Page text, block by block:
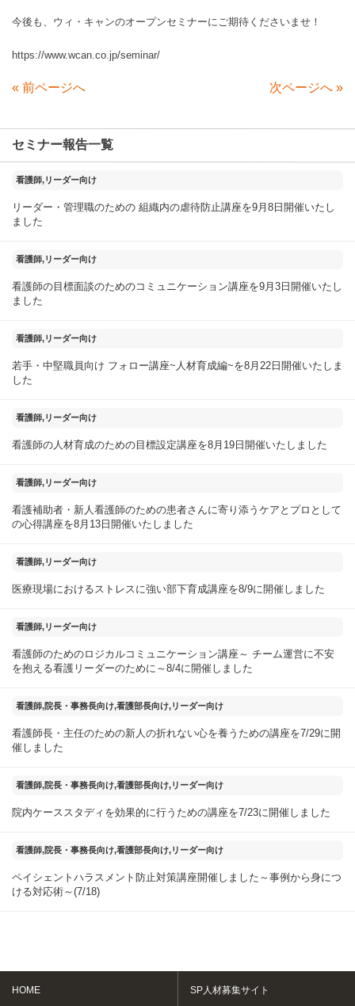
今後も、ウィ・キャンのオープンセミナーにご期待くださいませ！
https://www.wcan.co.jp/seminar/
« 前ページへ 次ページへ »
セミナー報告一覧
2025年11月18日
看護師,リーダー向け
リーダー・管理職のための 組織内の虐待防止講座を9月8日開催いたし
ました
2025年09月04日
看護師,リーダー向け
看護師の目標面談のためのコミュニケーション講座を9月3日開催いたし
ました
2025年08月23日
看護師,リーダー向け
若手・中堅職員向け フォロー講座~人材育成編~を8月22日開催いたしま
した
2025年08月20日
看護師,リーダー向け
看護師の人材育成のための目標設定講座を8月19日開催いたしました
2025年08月14日
看護師,リーダー向け
看護補助者・新人看護師のための患者さんに寄り添うケアとプロとして
の心得講座を8月13日開催いたしました
2025年08月10日
看護師,リーダー向け
医療現場におけるストレスに強い部下育成講座を8/9に開催しました
2025年08月05日
看護師,リーダー向け
看護師のためのロジカルコミュニケーション講座～ チーム運営に不安
を抱える看護リーダーのために～8/4に開催しました
2025年07月30日
看護師,院長・事務長向け,看護部長向け,リーダー向け
看護師長・主任のための新人の折れない心を養うための講座を7/29に開
催しました
2025年07月25日
看護師,院長・事務長向け,看護部長向け,リーダー向け
院内ケーススタディを効果的に行うための講座を7/23に開催しました
2025年07月20日
看護師,院長・事務長向け,看護部長向け,リーダー向け
ペイシェントハラスメント防止対策講座開催しました～事例から身につ
ける対応術～(7/18)
HOME SP人材募集サイト